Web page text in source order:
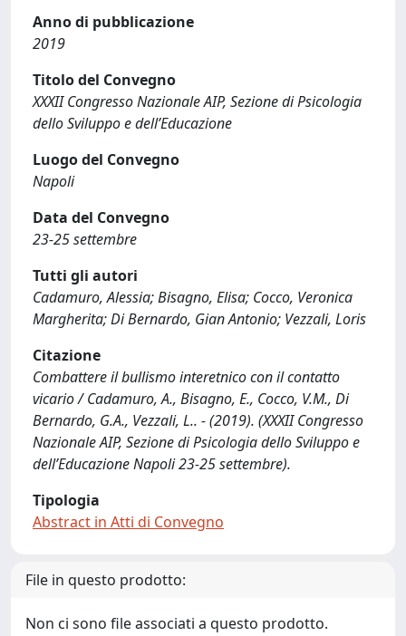
Anno di pubblicazione
2019
Titolo del Convegno
XXXII Congresso Nazionale AIP, Sezione di Psicologia
dello Sviluppo e dell’Educazione
Luogo del Convegno
Napoli
Data del Convegno
23-25 settembre
Tutti gli autori
Cadamuro, Alessia; Bisagno, Elisa; Cocco, Veronica
Margherita; Di Bernardo, Gian Antonio; Vezzali, Loris
Citazione
Combattere il bullismo interetnico con il contatto
vicario / Cadamuro, A., Bisagno, E., Cocco, V.M., Di
Bernardo, G.A., Vezzali, L.. - (2019). (XXXII Congresso
Nazionale AIP, Sezione di Psicologia dello Sviluppo e
dell’Educazione Napoli 23-25 settembre).
Tipologia
Abstract in Atti di Convegno
File in questo prodotto:
Non ci sono file associati a questo prodotto.